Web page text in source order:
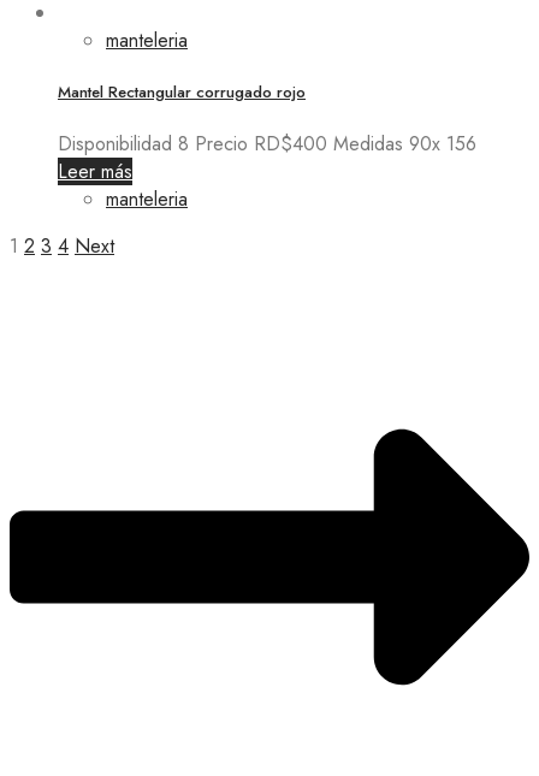
manteleria
Mantel Rectangular corrugado rojo
Disponibilidad 8 Precio RD$400 Medidas 90x 156
Leer más
manteleria
1 2 3 4 Next